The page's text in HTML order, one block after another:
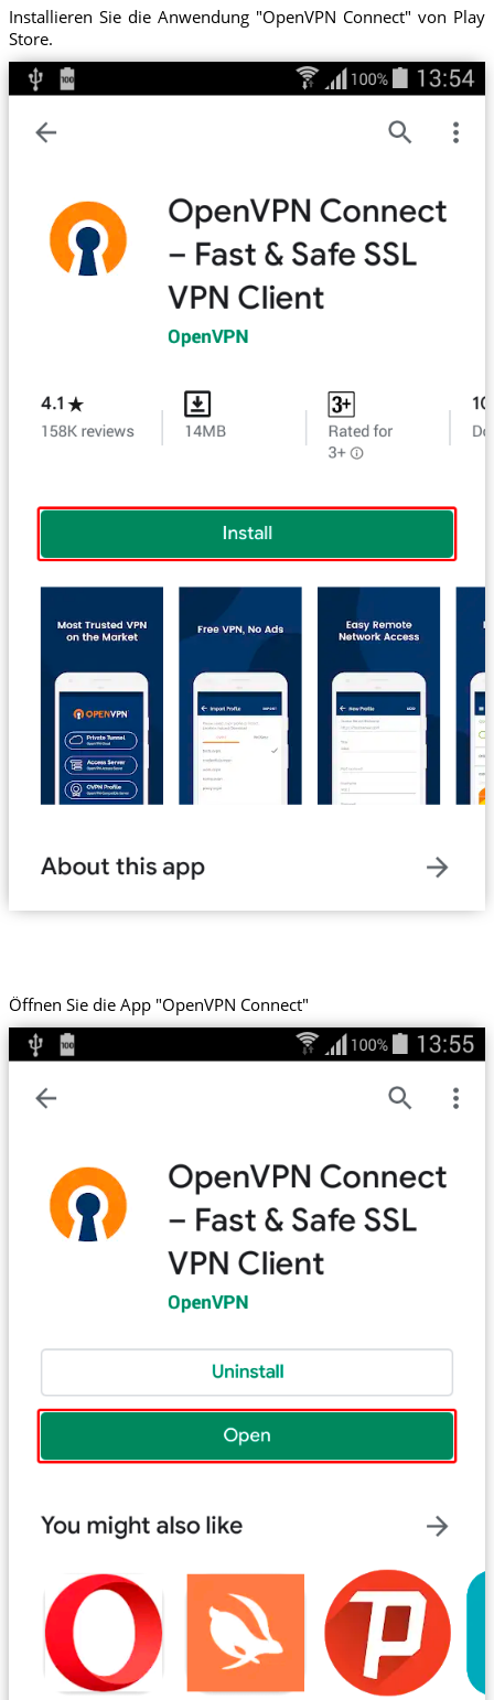
Installieren Sie die Anwendung "OpenVPN Connect" von Play
Store.
Öffnen Sie die App "OpenVPN Connect"